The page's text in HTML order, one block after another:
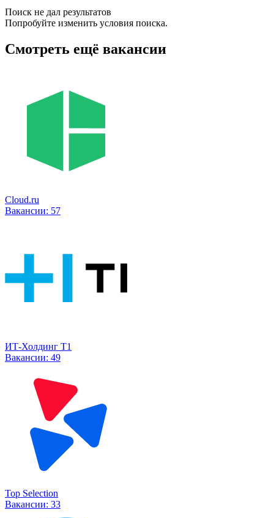
Поиск не дал результатов
Попробуйте изменить условия поиска.
Смотреть ещё вакансии
Cloud.ru
Вакансии: 57
ИТ-Холдинг Т1
Вакансии: 49
Top Selection
Вакансии: 33